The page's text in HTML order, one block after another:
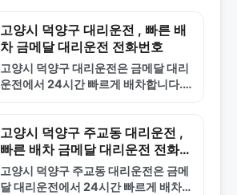
고양시 덕양구 대리운전 , 빠른 배
차 금메달 대리운전 전화번호
고양시 덕양구 대리운전은 금메달 대리
운전에서 24시간 빠르게 배차합니다.
하세요.
고양시 덕양구 주교동 대리운전 ,
빠른 배차 금메달 대리운전 전화번
호
고양시 덕양구 주교동 대리운전은 금메
달 대리운전에서 24시간 빠르게 배차합